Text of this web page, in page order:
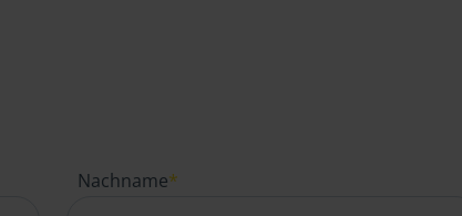
Nachname*